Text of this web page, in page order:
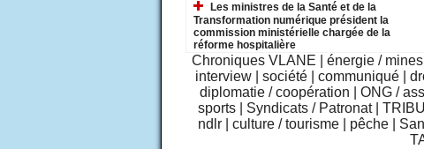
Les ministres de la Santé et de la
Transformation numérique président la
commission ministérielle chargée de la
réforme hospitalière
Chroniques VLANE énergie / mines
interview
société communiqué
diplomatie / coopération
ONG /
sports
Syndicats / Patronat
ndlr
culture / tourisme pêche